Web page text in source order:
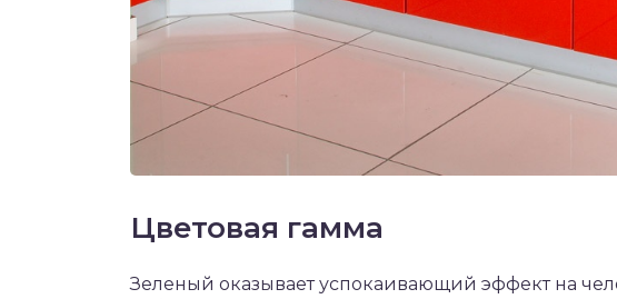
Цветовая гамма
Зеленый оказывает успокаивающий эффект на